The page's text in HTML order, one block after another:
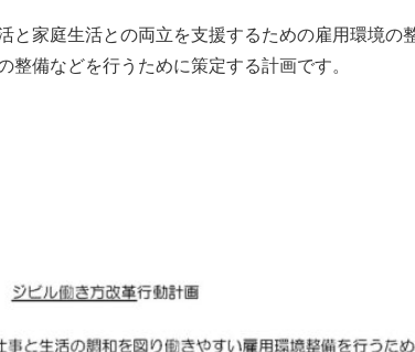
と家庭生活との両立を支援するための雇用環境の
整備などを行うために策定する計画です。